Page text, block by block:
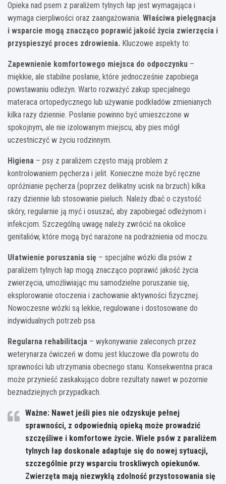
Opieka nad psem z paraliżem tylnych łap jest wymagająca i
wymaga cierpliwości oraz zaangażowania. Właściwa pielęgnacja
i wsparcie mogą znacząco poprawić jakość życia zwierzęcia i
przyspieszyć proces zdrowienia. Kluczowe aspekty to:
Zapewnienie komfortowego miejsca do odpoczynku –
miękkie, ale stabilne posłanie, które jednocześnie zapobiega
powstawaniu odleżyn. Warto rozważyć zakup specjalnego
materaca ortopedycznego lub używanie podkładów zmienianych
kilka razy dziennie. Posłanie powinno być umieszczone w
spokojnym, ale nie izolowanym miejscu, aby pies mógł
uczestniczyć w życiu rodzinnym.
Higiena – psy z paraliżem często mają problem z
kontrolowaniem pęcherza i jelit. Konieczne może być ręczne
opróżnianie pęcherza (poprzez delikatny ucisk na brzuch) kilka
razy dziennie lub stosowanie pieluch. Należy dbać o czystość
skóry, regularnie ją myć i osuszać, aby zapobiegać odleżynom i
infekcjom. Szczególną uwagę należy zwrócić na okolice
genitaliów, które mogą być narażone na podrażnienia od moczu.
Ułatwienie poruszania się – specjalne wózki dla psów z
paraliżem tylnych łap mogą znacząco poprawić jakość życia
zwierzęcia, umożliwiając mu samodzielne poruszanie się,
eksplorowanie otoczenia i zachowanie aktywności fizycznej.
Nowoczesne wózki są lekkie, regulowane i dostosowane do
indywidualnych potrzeb psa.
Regularna rehabilitacja – wykonywanie zaleconych przez
weterynarza ćwiczeń w domu jest kluczowe dla powrotu do
sprawności lub utrzymania obecnego stanu. Konsekwentna praca
może przynieść zaskakująco dobre rezultaty nawet w pozornie
beznadziejnych przypadkach.
Ważne: Nawet jeśli pies nie odzyskuje pełnej
sprawności, z odpowiednią opieką może prowadzić
szczęśliwe i komfortowe życie. Wiele psów z paraliżem
tylnych łap doskonale adaptuje się do nowej sytuacji,
szczególnie przy wsparciu troskliwych opiekunów.
Zwierzęta mają niezwykłą zdolność przystosowania się